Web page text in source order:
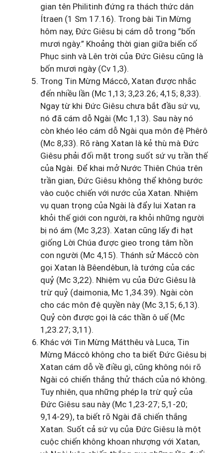
gian tên Philitinh đứng ra thách thức dân
Ítraen (1 Sm 17.16). Trong bài Tin Mừng
hôm nay, Đức Giêsu bị cám dỗ trong ”bốn
mươi ngày.” Khoảng thời gian giữa biến cố
Phục sinh và Lên trời của Đức Giêsu cũng là
bốn mươi ngày (Cv 1,3).
Trong Tin Mừng Máccô, Xatan được nhắc
đến nhiều lần (Mc 1,13; 3,23.26; 4,15; 8,33).
Ngay từ khi Đức Giêsu chưa bắt đầu sứ vụ,
nó đã cám dỗ Ngài (Mc 1,13). Sau này nó
còn khéo léo cám dỗ Ngài qua môn đệ Phêrô
(Mc 8,33). Rõ ràng Xatan là kẻ thù mà Đức
Giêsu phải đối mặt trong suốt sứ vụ trần thế
của Ngài. Để khai mở Nước Thiên Chúa trên
trần gian, Đức Giêsu không thể không bước
vào cuộc chiến với nước của Xatan. Nhiệm
vụ quan trọng của Ngài là đẩy lui Xatan ra
khỏi thế giới con người, ra khỏi những người
bị nó ám (Mc 3,23). Xatan cũng lấy đi hạt
giống Lời Chúa được gieo trong tâm hồn
con người (Mc 4,15). Thánh sử Máccô còn
gọi Xatan là Bêendêbun, là tướng của các
quỷ (Mc 3,22). Nhiệm vụ của Đức Giêsu là
trừ quỷ (daimonia, Mc 1,34.39). Ngài còn
cho các môn đệ quyền này (Mc 3,15; 6,13).
Quỷ còn được gọi là các thần ô uế (Mc
1,23.27; 3,11).
Khác với Tin Mừng Mátthêu và Luca, Tin
Mừng Máccô không cho ta biết Đức Giêsu bị
Xatan cám dỗ về điều gì, cũng không nói rõ
Ngài có chiến thắng thử thách của nó không.
Tuy nhiên, qua những phép lạ trừ quỷ của
Đức Giêsu sau này (Mc 1,23-27; 5,1-20;
9,14-29), ta biết rõ Ngài đã chiến thắng
Xatan. Suốt cả sứ vụ của Đức Giêsu là một
cuộc chiến không khoan nhượng với Xatan,